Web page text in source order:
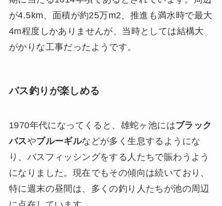
が4.5km、面積が約25万m2、推進も満水時で最大
4m程度しかありませんが、当時としては結構大
がかりな工事だったようです。
バス釣りが楽しめる
1970年代になってくると、雄蛇ヶ池にはブラック
バスやブルーギルなどが多く生息するようにな
り、バスフィッシングをする人たちで賑わうよう
になりました。現在でもその傾向は続いており、
特に週末の昼間は、多くの釣り人たちが池の周辺